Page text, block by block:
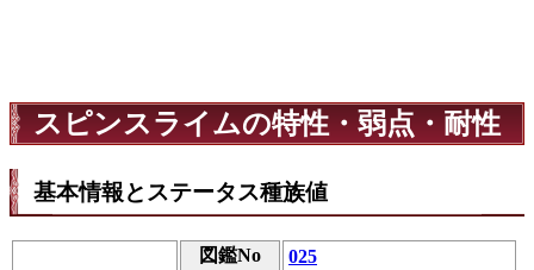
スピンスライムの特性・弱点・耐性
基本情報とステータス種族値
図鑑No
025